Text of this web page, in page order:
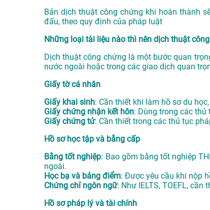
Bản dịch thuật công chứng khi hoàn thành
đấu, theo quy định của pháp luật
Những loại tài liệu nào thì nên dịch thuật
Dịch thuật công chứng là một bước quan
nước ngoài hoặc trong các giao dịch quan
Giấy tờ cá nhân
Giấy khai sinh: Cần thiết khi làm hồ sơ du
Giấy chứng nhận kết hôn: Dùng trong các thủ
Giấy chứng tử: Cần thiết trong các thủ tục
Hồ sơ học tập và bằng cấp
Bằng tốt nghiệp: Bao gồm bằng tốt nghiệp
ngoài.
Học bạ và bảng điểm: Được yêu cầu khi nộp
Chứng chỉ ngôn ngữ: Như IELTS, TOEFL,
Hồ sơ pháp lý và tài chính